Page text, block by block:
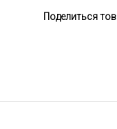
Поделиться